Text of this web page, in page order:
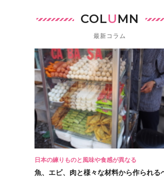
COLUMN
最新コラム
日本の練りものと風味や食感が異なる
魚、エビ、肉と様々な材料から作られる